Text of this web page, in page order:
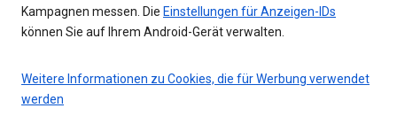
Kampagnen messen. Die Einstellungen für Anzeigen-IDs
können Sie auf Ihrem Android-Gerät verwalten.
Weitere Informationen zu Cookies, die für Werbung verwendet
werden